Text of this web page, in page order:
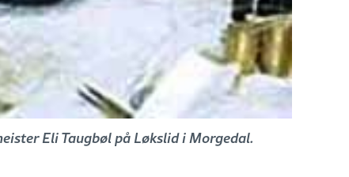
Eli Taugbøl på Løkslid i Morgedal.